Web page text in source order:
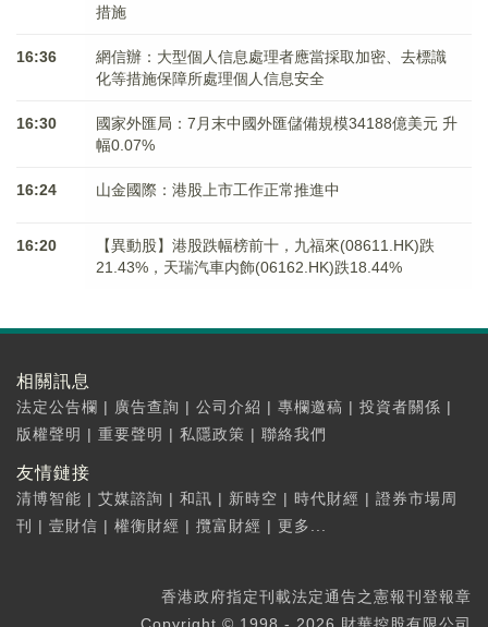
措施
16:36
網信辦：大型個人信息處理者應當採取加密、去標識
化等措施保障所處理個人信息安全
16:30
國家外匯局：7月末中國外匯儲備規模34188億美元 升
幅0.07%
16:24 山金國際：港股上市工作正常推進中
16:20
【異動股】港股跌幅榜前十，九福來(08611.HK)跌
21.43%，天瑞汽車内飾(06162.HK)跌18.44%
相關訊息
法定公告欄 | 廣告查詢 | 公司介紹 | 專欄邀稿 | 投資者關係 |
版權聲明 | 重要聲明 | 私隱政策 | 聯絡我們
友情鏈接
清博智能 | 艾媒諮詢 | 和訊 | 新時空 | 時代財經 | 證券市場周
刊
| 壹財信 | 權衡財經 | 攬富財經 | 更多...
香港政府指定刊載法定通告之憲報刊登報章